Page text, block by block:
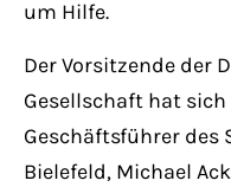
um Hilfe.
Der Vorsitzende der
Gesellschaft hat
Geschäftsführer
Bielefeld, Michael